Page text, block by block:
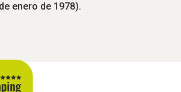
enero de 1978).